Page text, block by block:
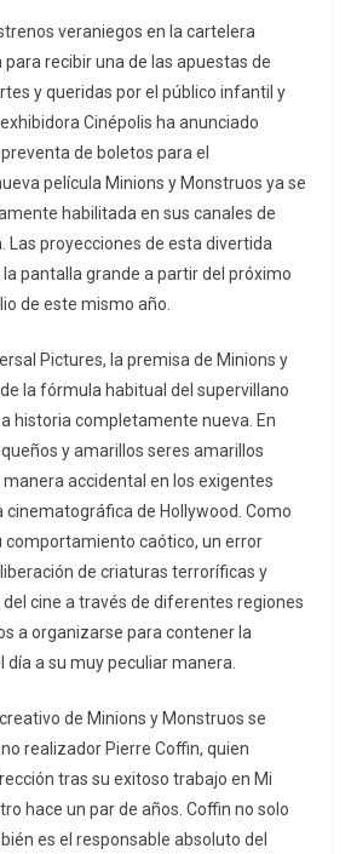
veraniegos en la cartelera
recibir una de las apuestas de
y queridas por el público infantil y
Cinépolis ha anunciado
de boletos para el
película Minions y Monstruos ya se
habilitada en sus canales de
Las proyecciones de esta divertida
pantalla grande a partir del próximo
de este mismo año.
Pictures, la premisa de Minions y
la fórmula habitual del supervillano
historia completamente nueva. En
y amarillos seres amarillos
accidental en los exigentes
cinematográfica de Hollywood. Como
comportamiento caótico, un error
de criaturas terroríficas y
cine a través de diferentes regiones
a organizarse para contener la
a su muy peculiar manera.
de Minions y Monstruos se
realizador Pierre Coffin, quien
tras su exitoso trabajo en Mi
hace un par de años. Coffin no solo
es el responsable absoluto del